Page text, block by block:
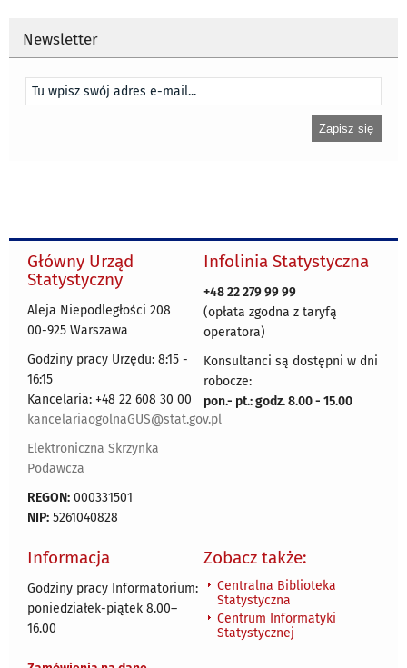
Newsletter
Główny Urząd
Statystyczny
Aleja Niepodległości 208
00-925 Warszawa
Godziny pracy Urzędu: 8:15 -
16:15
Kancelaria: +48 22 608 30 00
kancelariaogolnaGUS@stat.gov.pl
Elektroniczna Skrzynka
Podawcza
REGON: 000331501
NIP: 5261040828
Infolinia Statystyczna
+48 22 279 99 99
(opłata zgodna z taryfą
operatora)
Konsultanci są dostępni w dni
robocze:
pon.- pt.: godz. 8.00 - 15.00
Informacja
Godziny pracy Informatorium:
poniedziałek-piątek 8.00–
16.00
Zobacz także:
Centralna Biblioteka
Statystyczna
Centrum Informatyki
Statystycznej